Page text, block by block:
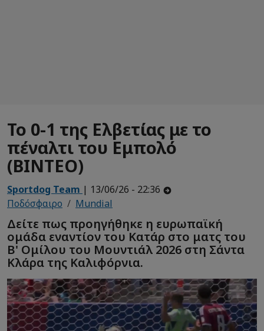
Το 0-1 της Ελβετίας με το
πέναλτι του Εμπολό
(ΒΙΝΤΕΟ)
Sportdog Team | 13/06/26 - 22:36
Ποδόσφαιρο
Mundial
Δείτε πως προηγήθηκε η ευρωπαϊκή
ομάδα εναντίον του Κατάρ στο ματς του
Β' Ομίλου του Μουντιάλ 2026 στη Σάντα
Κλάρα της Καλιφόρνια.